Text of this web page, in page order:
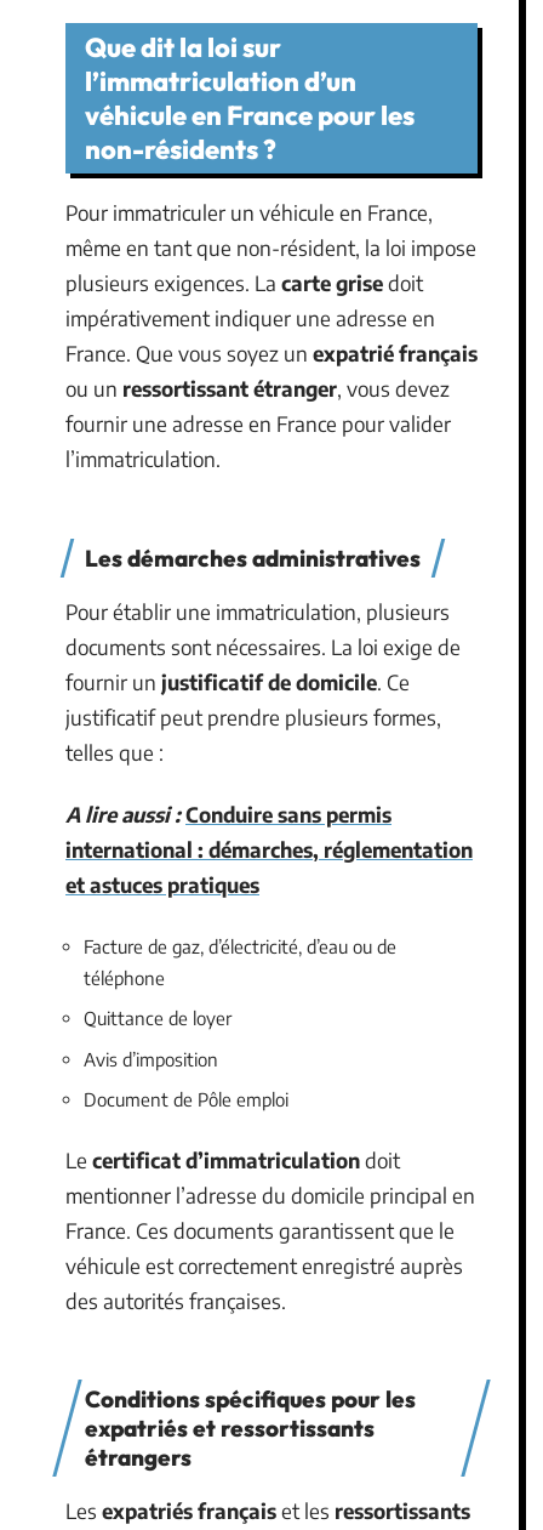
Que dit la loi sur
l’immatriculation d’un
véhicule en France pour les
non-résidents ?
Pour immatriculer un véhicule en France,
même en tant que non-résident, la loi impose
plusieurs exigences. La carte grisedoit
impérativement indiquer une adresse en
France. Que vous soyez un expatrié français
ou un ressortissant étranger, vous devez
fournir une adresse en France pour valider
l’immatriculation.
Les démarches administratives
Pour établir une immatriculation, plusieurs
documents sont nécessaires. La loi exige de
fournir un justificatif de domicile. Ce
justificatif peut prendre plusieurs formes,
telles que :
A lire aussi :Conduire sans permis
international : démarches, réglementation
et astuces pratiques
Facture de gaz, d’électricité, d’eau ou de
téléphone
Quittance de loyer
Avis d’imposition
Document de Pôle emploi
Le certificat d’immatriculationdoit
mentionner l’adresse du domicile principal en
France. Ces documents garantissent que le
véhicule est correctement enregistré auprès
des autorités françaises.
Conditions spécifiques pour les
expatriés et ressortissants
étrangers
Les expatriés françaiset les ressortissants